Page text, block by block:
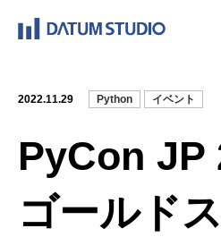
2022.11.29 Python イベント
PyCon JP
ゴールド